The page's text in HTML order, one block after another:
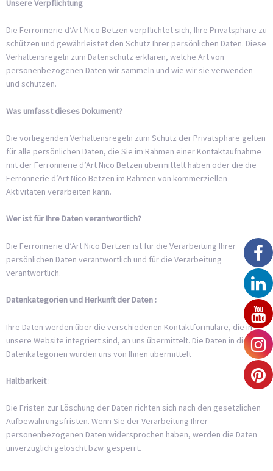
Unsere Verpflichtung
Die Ferronnerie d’Art Nico Betzen verpflichtet sich, Ihre Privatsphäre zu
schützen und gewährleistet den Schutz Ihrer persönlichen Daten. Diese
Verhaltensregeln zum Datenschutz erklären, welche Art von
personenbezogenen Daten wir sammeln und wie wir sie verwenden
und schützen.
Was umfasst dieses Dokument?
Die vorliegenden Verhaltensregeln zum Schutz der Privatsphäre gelten
für alle persönlichen Daten, die Sie im Rahmen einer Kontaktaufnahme
mit der Ferronnerie d’Art Nico Betzen übermittelt haben oder die die
Ferronnerie d’Art Nico Betzen im Rahmen von kommerziellen
Aktivitäten verarbeiten kann.
Wer ist für Ihre Daten verantwortlich?
Die Ferronnerie d’Art Nico Bertzen ist für die Verarbeitung Ihrer
persönlichen Daten verantwortlich und für die Verarbeitung
verantwortlich.
Datenkategorien und Herkunft der Daten :
Ihre Daten werden über die verschiedenen Kontaktformulare, die in
unsere Website integriert sind, an uns übermittelt. Die Daten in diesen
Datenkategorien wurden uns von Ihnen übermittelt
Haltbarkeit:
Die Fristen zur Löschung der Daten richten sich nach den gesetzlichen
Aufbewahrungsfristen. Wenn Sie der Verarbeitung Ihrer
personenbezogenen Daten widersprochen haben, werden die Daten
unverzüglich gelöscht bzw. gesperrt.